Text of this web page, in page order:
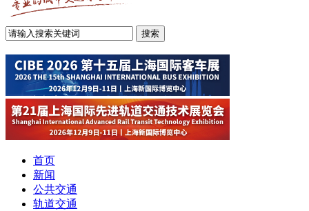
首页
新闻
公共交通
轨道交通